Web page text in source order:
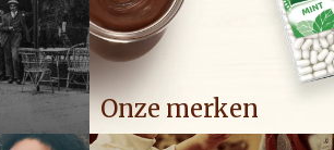
Onze merken